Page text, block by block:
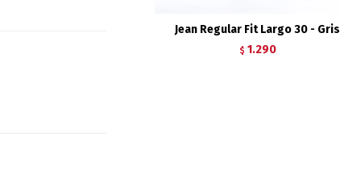
Jean Regular Fit Largo 30 - Gris
$ 1.290